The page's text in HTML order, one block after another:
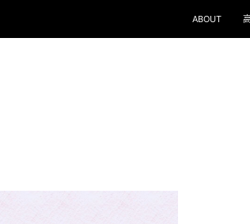
ABOUT